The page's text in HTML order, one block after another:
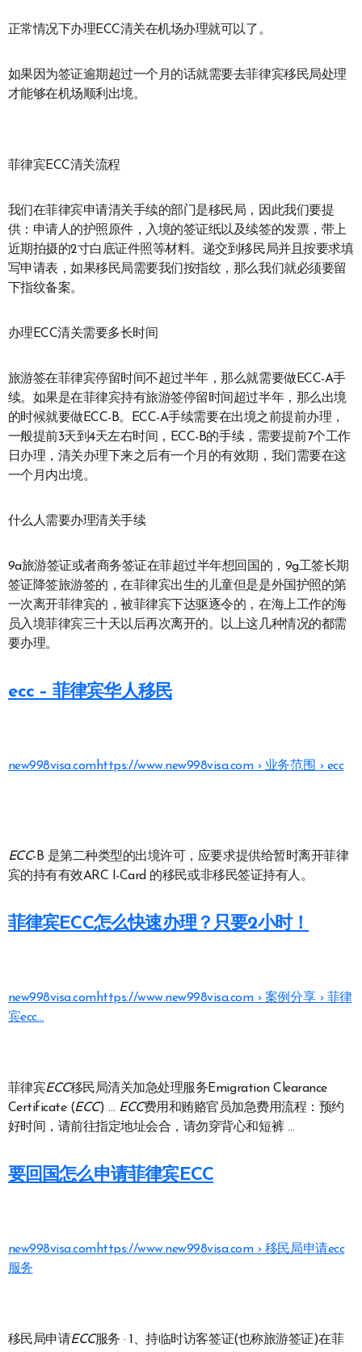
正常情况下办理ECC清关在机场办理就可以了。
如果因为签证逾期超过一个月的话就需要去菲律宾移民局处理
才能够在机场顺利出境。
菲律宾ECC清关流程
我们在菲律宾申请清关手续的部门是移民局，因此我们要提
供：申请人的护照原件，入境的签证纸以及续签的发票，带上
近期拍摄的2寸白底证件照等材料。递交到移民局并且按要求填
写申请表，如果移民局需要我们按指纹，那么我们就必须要留
下指纹备案。
办理ECC清关需要多长时间
旅游签在菲律宾停留时间不超过半年，那么就需要做ECC-A手
续。如果是在菲律宾持有旅游签停留时间超过半年，那么出境
的时候就要做ECC-B。ECC-A手续需要在出境之前提前办理，
一般提前3天到4天左右时间，ECC-B的手续，需要提前7个工作
日办理，清关办理下来之后有一个月的有效期，我们需要在这
一个月内出境。
什么人需要办理清关手续
9a旅游签证或者商务签证在菲超过半年想回国的，9g工签长期
签证降签旅游签的，在菲律宾出生的儿童但是是外国护照的第
一次离开菲律宾的，被菲律宾下达驱逐令的，在海上工作的海
员入境菲律宾三十天以后再次离开的。以上这几种情况的都需
要办理。
ecc – 菲律宾华人移民
new998visa.comhttps://www.new998visa.com › 业务范围 › ecc
ECC-B 是第二种类型的出境许可，应要求提供给暂时离开菲律
宾的持有有效ARC I-Card 的移民或非移民签证持有人。
菲律宾ECC怎么快速办理？只要2小时！
new998visa.comhttps://www.new998visa.com › 案例分享 › 菲律
宾ecc…
菲律宾ECC移民局清关加急处理服务Emigration Clearance
Certificate (ECC) … ECC费用和贿赂官员加急费用流程：预约
好时间，请前往指定地址会合，请勿穿背心和短裤 …
要回国怎么申请菲律宾ECC
new998visa.comhttps://www.new998visa.com › 移民局申请ecc
服务
移民局申请ECC服务 · 1、持临时访客签证(也称旅游签证)在菲